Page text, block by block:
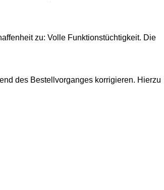
zu: Volle Funktionstüchtigkeit. Die
des Bestellvorganges korrigieren. Hierzu